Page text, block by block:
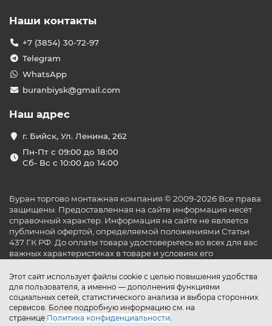
Этот сайт использует файлы cookie с целью повышения удобства
для пользователя, а именно — дополнения функциями
социальных сетей, статистического анализа и выбора сторонних
сервисов. Более подробную информацию см. на
странице Политика конфиденциальности.
Наши контакты
+7 (3854) 30-72-97
Telegram
WhatsApp
buranbiysk@gmail.com
Наш адрес
г. Бийск, Ул. Ленина, 262
Пн-Пт с 09:00 до 18:00
Сб- Вс с 10:00 до 14:00
Буран торгово монтажная компания © 2009-2026 Все права
защищены. Предоставленная на сайте информация несёт
справочный характер. Информация на сайте не является
публичной офертой, определяемой положениями Статьи
437 ГК РФ. До оплаты товара удостоверьтесь во всех для вас
важных характеристиках в товаре и условиях его